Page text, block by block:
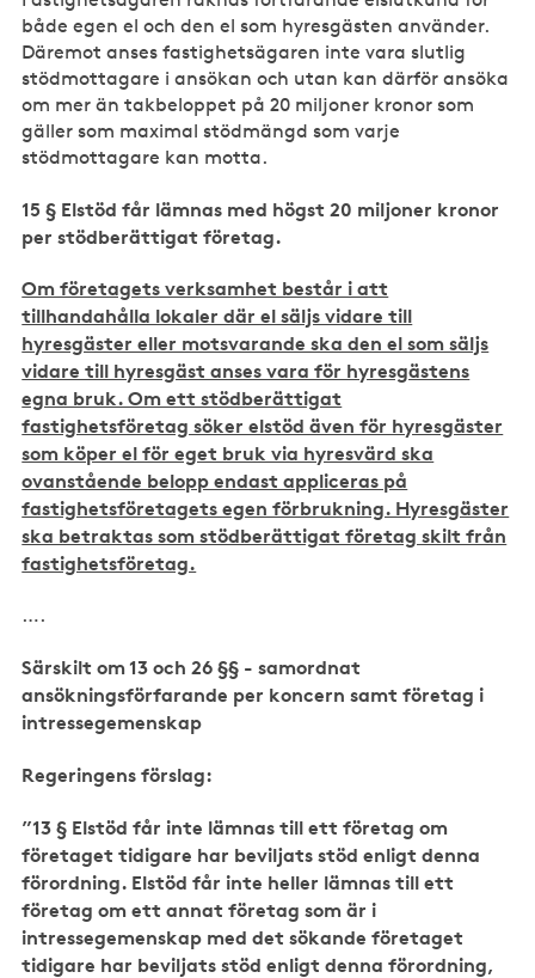
både egen el och den el som hyresgästen använder.
Däremot anses fastighetsägaren inte vara slutlig
stödmottagare i ansökan och utan kan därför ansöka
om mer än takbeloppet på 20 miljoner kronor som
gäller som maximal stödmängd som varje
stödmottagare kan motta.
15 § Elstöd får lämnas med högst 20 miljoner kronor
per stödberättigat företag.
Om företagets verksamhet består i att
tillhandahålla lokaler där el säljs vidare till
hyresgäster eller motsvarande ska den el som säljs
vidare till hyresgäst anses vara för hyresgästens
egna bruk. Om ett stödberättigat
fastighetsföretag söker elstöd även för hyresgäster
som köper el för eget bruk via hyresvärd ska
ovanstående belopp endast appliceras på
fastighetsföretagets egen förbrukning. Hyresgäster
ska betraktas som stödberättigat företag skilt från
fastighetsföretag.
….
Särskilt om 13 och 26 §§ - samordnat
ansökningsförfarande per koncern samt företag i
intressegemenskap
Regeringens förslag:
”13 § Elstöd får inte lämnas till ett företag om
företaget tidigare har beviljats stöd enligt denna
förordning. Elstöd får inte heller lämnas till ett
företag om ett annat företag som är i
intressegemenskap med det sökande företaget
tidigare har beviljats stöd enligt denna förordning,